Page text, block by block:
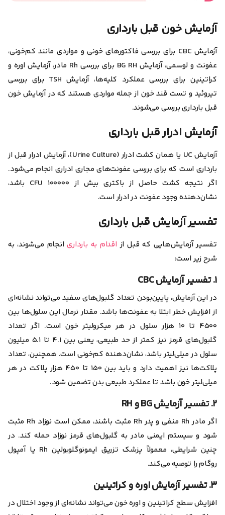
آزمایش خون قبل بارداری
آزمایش CBC برای بررسی فاکتور‌های خونی و مواردی مانند کم‌خونی،
عفونت و لوسمی، آزمایش BG RH برای بررسی Rh مادر، آزمایش اوره و
کراتینین براى بررسى عملكرد كليه‌ها، آزمایش TSH برای بررسی
تیروئید و تست قند خون از جمله مواردی هستند که در آزمایش خون
قبل بارداری بررسی می‌شوند.
آزمایش ادرار قبل بارداری
آزمایش UC یا همان کشت ادرار (Urine Culture)، آزمایش ادرار قبل از
بارداری است که برای بررسی عفونت‌های مجاری ادراری انجام می‌شود.
اگر نتیجه کشت حاصل از باکتری بیش از ۱۰۰۰۰۰ CFU باشد،
نشان‌دهنده وجود عفونت در ادرار است.
تفسیر آزمایش قبل بارداری
تفسیر آزمایش‌‌هایی که قبل از اقدام به بارداریانجام می‌شوند، به
شرح زیر است:
۱. تفسیر آزمایش CBC
در این آزمایش، پایین‌بودن تعداد گلبول‌های سفید می‌تواند نشانه‌ای
از افزایش خطر ابتلا به عفونت‌ها باشد. مقدار نرمال این سلول‌ها بین
۴۵۰۰ تا ۱۰ هزار سلول در هر میکرولیتر خون است. اگر تعداد
گلبول‌های قرمز نیز کمتر از حد طبیعی، یعنی بین ۴.۱ تا ۵.۱ میلیون
سلول در میلی‌لیتر باشد، نشان‌دهنده کم‌خونی است. همچنین، تعداد
پلاکت‌ها نیز اهمیت دارد و باید بین ۱۵۰ تا ۴۵۰ هزار پلاکت در هر
میلی‌لیتر خون باشد تا عملکرد طبیعی بدن تضمین شود.
۲. تفسیر آزمایش BG و RH
اگر مادر Rh منفی و پدر Rh مثبت باشند، ممکن است نوزاد Rh مثبت
شود و سیستم ایمنی مادر به گلبول‌های قرمز نوزاد حمله کند. در
چنین شرایطی، معمولاً پزشک تزریق ایمونوگلوبولین Rh یا آمپول
روگام را توصیه می‌کند.
۳. تفسیر آزمایش اوره و کراتینین
افزایش سطح کراتینین و اوره خون می‌تواند نشانه‌ای از وجود اختلال در